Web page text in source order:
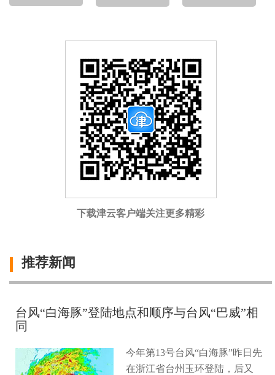
下载津云客户端关注更多精彩
推荐新闻
台风“白海豚”登陆地点和顺序与台风“巴威”相
同
今年第13号台风“白海豚”昨日先
在浙江省台州玉环登陆，后又